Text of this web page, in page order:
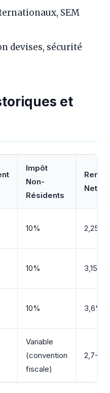
SEM
devises, sécurité
et
Impôt
Non-
Résidents
Net
10% 2,25%
10% 3,15%
10% 3,6%
Variable
(convention
fiscale)
2,7-3%